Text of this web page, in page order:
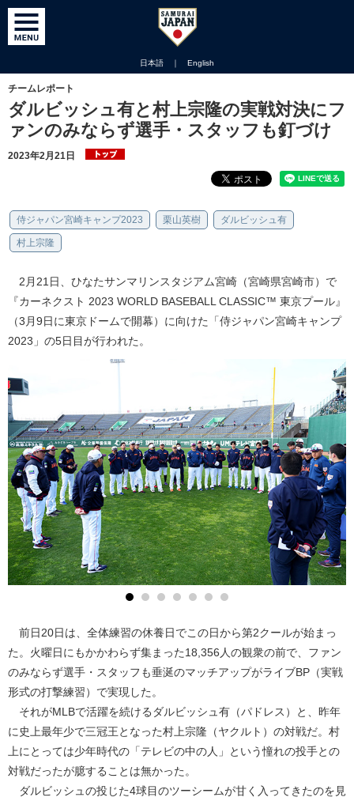
日本語 ｜ English
チームレポート
ダルビッシュ有と村上宗隆の実戦対決にフ
ァンのみならず選手・スタッフも釘づけ
2023年2月21日
侍ジャパン宮崎キャンプ2023 栗山英樹 ダルビッシュ有
村上宗隆
2月21日、ひなたサンマリンスタジアム宮崎（宮崎県宮崎市）で
『カーネクスト 2023 WORLD BASEBALL CLASSIC™ 東京プール』
（3月9日に東京ドームで開幕）に向けた「侍ジャパン宮崎キャンプ
2023」の5日目が行われた。
前日20日は、全体練習の休養日でこの日から第2クールが始まっ
た。火曜日にもかかわらず集まった18,356人の観衆の前で、ファン
のみならず選手・スタッフも垂涎のマッチアップがライブBP（実戦
形式の打撃練習）で実現した。
それがMLBで活躍を続けるダルビッシュ有（パドレス）と、昨年
に史上最年少で三冠王となった村上宗隆（ヤクルト）の対戦だ。村
上にとっては少年時代の「テレビの中の人」という憧れの投手との
対戦だったが臆することは無かった。
ダルビッシュの投じた4球目のツーシームが甘く入ってきたのを見